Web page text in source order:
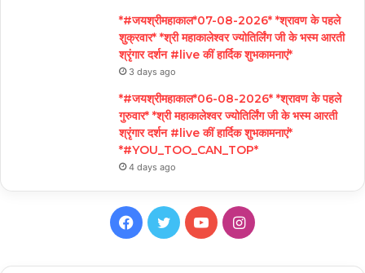
*#जयश्रीमहाकाल*07-08-2026* *श्रावण के पहले
शुक्रवार* *श्री महाकालेश्वर ज्योतिर्लिंग जी के भस्म आरती
श्रृंगार दर्शन #live कीं हार्दिक शुभकामनाएं*
3 days ago
*#जयश्रीमहाकाल*06-08-2026* *श्रावण के पहले
गुरुवार* *श्री महाकालेश्वर ज्योतिर्लिंग जी के भस्म आरती
श्रृंगार दर्शन #live कीं हार्दिक शुभकामनाएं*
*#YOU_TOO_CAN_TOP*
4 days ago
Facebook
TwitterYouTubeInstagram